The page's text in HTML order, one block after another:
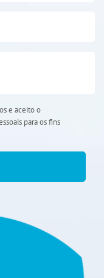
e aceito o
para os fins